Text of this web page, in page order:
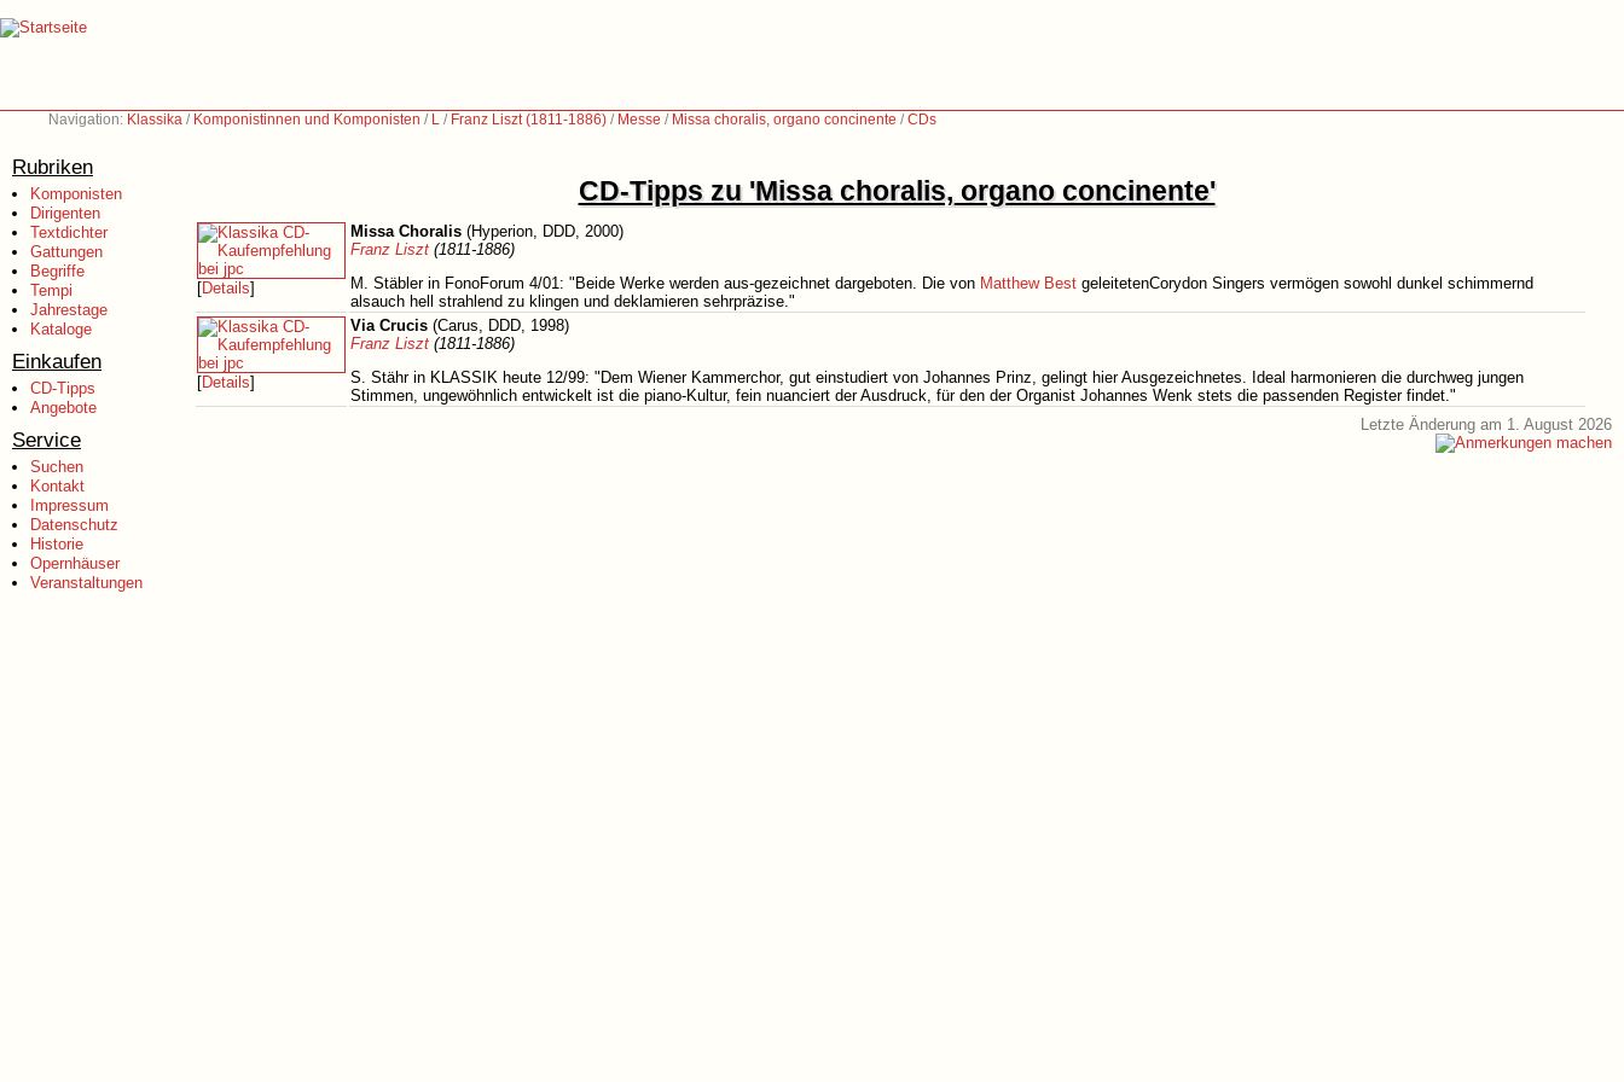
Navigation: Klassika / Komponistinnen und Komponisten / L / Franz Liszt (1811-1886) / Messe / Missa choralis, organo concinente /CDs
Rubriken
Komponisten
Dirigenten
Textdichter
Gattungen
Begriffe
Tempi
Jahrestage
Kataloge
Einkaufen
CD-Tipps
Angebote
Service
Suchen
Kontakt
Impressum
Datenschutz
Historie
Opernhäuser
Veranstaltungen
CD-Tipps zu 'Missa choralis, organo concinente'
[Details]
Missa Choralis (Hyperion, DDD, 2000)
Franz Liszt (1811-1886)
M. Stäbler in FonoForum 4/01: "Beide Werke werden aus-gezeichnet dargeboten. Die von Matthew Best geleitetenCorydon Singers vermögen sowohl dunkel schimmernd
alsauch hell strahlend zu klingen und deklamieren sehrpräzise."
[Details]
Via Crucis (Carus, DDD, 1998)
Franz Liszt (1811-1886)
S. Stähr in KLASSIK heute 12/99: "Dem Wiener Kammerchor, gut einstudiert von Johannes Prinz, gelingt hier Ausgezeichnetes. Ideal harmonieren die durchweg jungen
Stimmen, ungewöhnlich entwickelt ist die piano-Kultur, fein nuanciert der Ausdruck, für den der Organist Johannes Wenk stets die passenden Register findet."
Letzte Änderung am 1. August 2026